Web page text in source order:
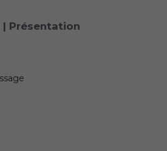
| Présentation